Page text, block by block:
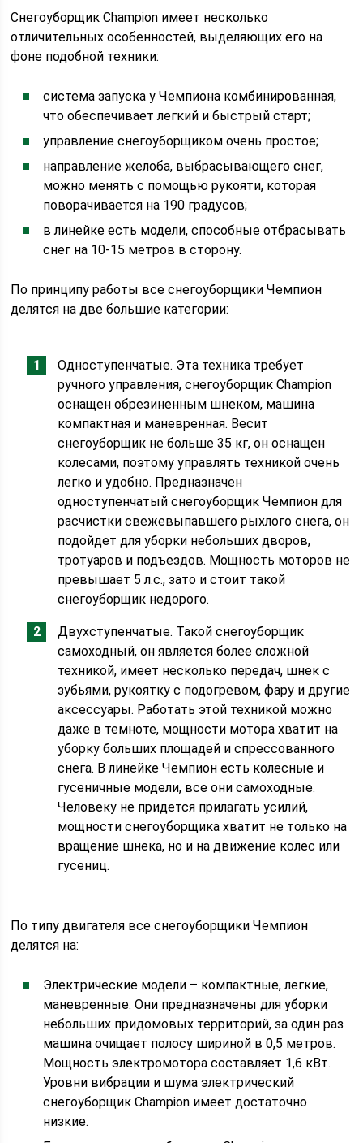
Снегоуборщик Champion имеет несколько
отличительных особенностей, выделяющих его на
фоне подобной техники:
система запуска у Чемпиона комбинированная,
что обеспечивает легкий и быстрый старт;
управление снегоуборщиком очень простое;
направление желоба, выбрасывающего снег,
можно менять с помощью рукояти, которая
поворачивается на 190 градусов;
в линейке есть модели, способные отбрасывать
снег на 10-15 метров в сторону.
По принципу работы все снегоуборщики Чемпион
делятся на две большие категории:
Одноступенчатые. Эта техника требует
ручного управления, снегоуборщик Champion
оснащен обрезиненным шнеком, машина
компактная и маневренная. Весит
снегоуборщик не больше 35 кг, он оснащен
колесами, поэтому управлять техникой очень
легко и удобно. Предназначен
одноступенчатый снегоуборщик Чемпион для
расчистки свежевыпавшего рыхлого снега, он
подойдет для уборки небольших дворов,
тротуаров и подъездов. Мощность моторов не
превышает 5 л.с., зато и стоит такой
снегоуборщик недорого.
Двухступенчатые. Такой снегоуборщик
самоходный, он является более сложной
техникой, имеет несколько передач, шнек с
зубьями, рукоятку с подогревом, фару и другие
аксессуары. Работать этой техникой можно
даже в темноте, мощности мотора хватит на
уборку больших площадей и спрессованного
снега. В линейке Чемпион есть колесные и
гусеничные модели, все они самоходные.
Человеку не придется прилагать усилий,
мощности снегоуборщика хватит не только на
вращение шнека, но и на движение колес или
гусениц.
По типу двигателя все снегоуборщики Чемпион
делятся на:
Электрические модели – компактные, легкие,
маневренные. Они предназначены для уборки
небольших придомовых территорий, за один раз
машина очищает полосу шириной в 0,5 метров.
Мощность электромотора составляет 1,6 кВт.
Уровни вибрации и шума электрический
снегоуборщик Champion имеет достаточно
низкие.